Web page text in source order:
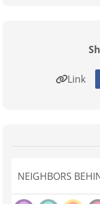
Link
NEIGHBORS